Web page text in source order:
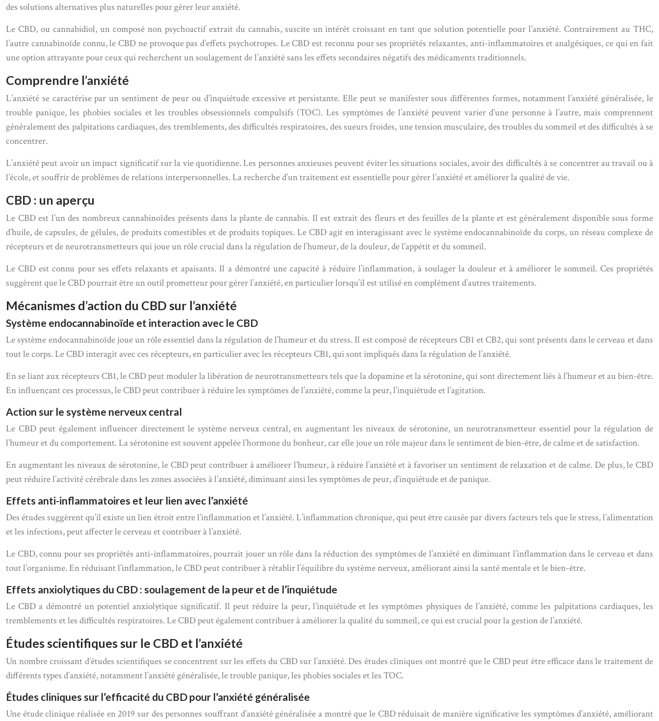
des solutions alternatives plus naturelles pour gérer leur anxiété.
Le CBD, ou cannabidiol, un composé non psychoactif extrait du cannabis, suscite un intérêt croissant en tant que solution potentielle pour l’anxiété. Contrairement au THC,
l’autre cannabinoïde connu, le CBD ne provoque pas d’effets psychotropes. Le CBD est reconnu pour ses propriétés relaxantes, anti-inflammatoires et analgésiques, ce qui en fait
une option attrayante pour ceux qui recherchent un soulagement de l’anxiété sans les effets secondaires négatifs des médicaments traditionnels.
Comprendre l’anxiété
L’anxiété se caractérise par un sentiment de peur ou d’inquiétude excessive et persistante. Elle peut se manifester sous différentes formes, notamment l’anxiété généralisée, le
trouble panique, les phobies sociales et les troubles obsessionnels compulsifs (TOC). Les symptômes de l’anxiété peuvent varier d’une personne à l’autre, mais comprennent
généralement des palpitations cardiaques, des tremblements, des difficultés respiratoires, des sueurs froides, une tension musculaire, des troubles du sommeil et des difficultés à se
concentrer.
L’anxiété peut avoir un impact significatif sur la vie quotidienne. Les personnes anxieuses peuvent éviter les situations sociales, avoir des difficultés à se concentrer au travail ou à
l’école, et souffrir de problèmes de relations interpersonnelles. La recherche d’un traitement est essentielle pour gérer l’anxiété et améliorer la qualité de vie.
CBD : un aperçu
Le CBD est l’un des nombreux cannabinoïdes présents dans la plante de cannabis. Il est extrait des fleurs et des feuilles de la plante et est généralement disponible sous forme
d’huile, de capsules, de gélules, de produits comestibles et de produits topiques. Le CBD agit en interagissant avec le système endocannabinoïde du corps, un réseau complexe de
récepteurs et de neurotransmetteurs qui joue un rôle crucial dans la régulation de l’humeur, de la douleur, de l’appétit et du sommeil.
Le CBD est connu pour ses effets relaxants et apaisants. Il a démontré une capacité à réduire l’inflammation, à soulager la douleur et à améliorer le sommeil. Ces propriétés
suggèrent que le CBD pourrait être un outil prometteur pour gérer l’anxiété, en particulier lorsqu’il est utilisé en complément d’autres traitements.
Mécanismes d’action du CBD sur l’anxiété
Système endocannabinoïde et interaction avec le CBD
Le système endocannabinoïde joue un rôle essentiel dans la régulation de l’humeur et du stress. Il est composé de récepteurs CB1 et CB2, qui sont présents dans le cerveau et dans
tout le corps. Le CBD interagit avec ces récepteurs, en particulier avec les récepteurs CB1, qui sont impliqués dans la régulation de l’anxiété.
En se liant aux récepteurs CB1, le CBD peut moduler la libération de neurotransmetteurs tels que la dopamine et la sérotonine, qui sont directement liés à l’humeur et au bien-être.
En influençant ces processus, le CBD peut contribuer à réduire les symptômes de l’anxiété, comme la peur, l’inquiétude et l’agitation.
Action sur le système nerveux central
Le CBD peut également influencer directement le système nerveux central, en augmentant les niveaux de sérotonine, un neurotransmetteur essentiel pour la régulation de
l’humeur et du comportement. La sérotonine est souvent appelée l’hormone du bonheur, car elle joue un rôle majeur dans le sentiment de bien-être, de calme et de satisfaction.
En augmentant les niveaux de sérotonine, le CBD peut contribuer à améliorer l’humeur, à réduire l’anxiété et à favoriser un sentiment de relaxation et de calme. De plus, le CBD
peut réduire l’activité cérébrale dans les zones associées à l’anxiété, diminuant ainsi les symptômes de peur, d’inquiétude et de panique.
Effets anti-inflammatoires et leur lien avec l’anxiété
Des études suggèrent qu’il existe un lien étroit entre l’inflammation et l’anxiété. L’inflammation chronique, qui peut être causée par divers facteurs tels que le stress, l’alimentation
et les infections, peut affecter le cerveau et contribuer à l’anxiété.
Le CBD, connu pour ses propriétés anti-inflammatoires, pourrait jouer un rôle dans la réduction des symptômes de l’anxiété en diminuant l’inflammation dans le cerveau et dans
tout l’organisme. En réduisant l’inflammation, le CBD peut contribuer à rétablir l’équilibre du système nerveux, améliorant ainsi la santé mentale et le bien-être.
Effets anxiolytiques du CBD : soulagement de la peur et de l’inquiétude
Le CBD a démontré un potentiel anxiolytique significatif. Il peut réduire la peur, l’inquiétude et les symptômes physiques de l’anxiété, comme les palpitations cardiaques, les
tremblements et les difficultés respiratoires. Le CBD peut également contribuer à améliorer la qualité du sommeil, ce qui est crucial pour la gestion de l’anxiété.
Études scientifiques sur le CBD et l’anxiété
Un nombre croissant d’études scientifiques se concentrent sur les effets du CBD sur l’anxiété. Des études cliniques ont montré que le CBD peut être efficace dans le traitement de
différents types d’anxiété, notamment l’anxiété généralisée, le trouble panique, les phobies sociales et les TOC.
Études cliniques sur l’efficacité du CBD pour l’anxiété généralisée
Une étude clinique réalisée en 2019 sur des personnes souffrant d’anxiété généralisée a montré que le CBD réduisait de manière significative les symptômes d’anxiété, améliorant